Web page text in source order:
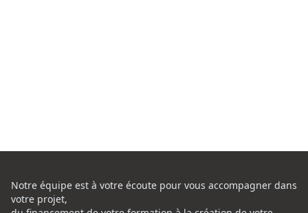
Notre équipe est à votre écoute pour vous accompagner dans
votre projet,